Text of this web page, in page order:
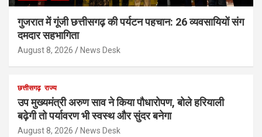
गुजरात में गूंजी छत्तीसगढ़ की पर्यटन पहचान: 26 व्यवसायियों संग
दमदार सहभागिता
August 8, 2026 News Desk
छत्तीसगढ़ राज्य
उप मुख्यमंत्री अरुण साव ने किया पौधारोपण, बोले हरियाली
बढ़ेगी तो पर्यावरण भी स्वस्थ और सुंदर बनेगा
August 8, 2026 News Desk